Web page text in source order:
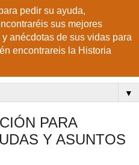
pedir su ayuda,
sus mejores
anécdotas de sus vidas para
encontrareis la Historia
▼
PARA
Y ASUNTOS